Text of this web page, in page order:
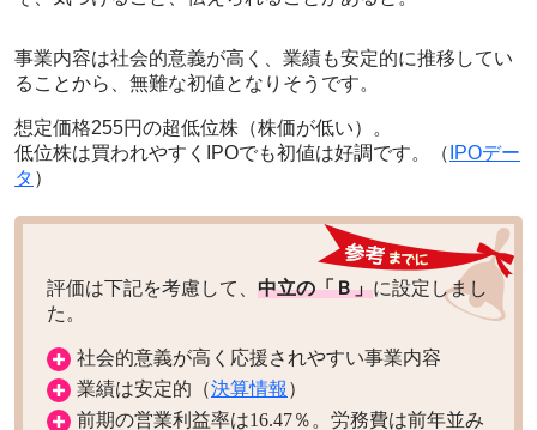
事業内容は社会的意義が高く、業績も安定的に推移してい
ることから、無難な初値となりそうです。
想定価格255円の超低位株（株価が低い）。
低位株は買われやすくIPOでも初値は好調です。（ IPOデー
タ ）
評価は下記を考慮して、 中立の「Ｂ」に設定しまし
た。
社会的意義が高く応援されやすい事業内容
業績は安定的（決算情報 ）
前期の営業利益率は16.47％。労務費は前年並み